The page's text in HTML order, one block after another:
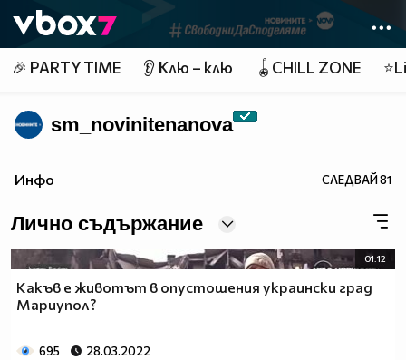
👾
🎉 PARTY TIME 👂 Клю – клю 🪀CHILL ZONE
sm_novinitenanova
Инфо СЛЕДВАЙ81
Лично съдържание
01:12
Какъв е животът в опустошения украински град
Мариупол?
695 28.03.2022